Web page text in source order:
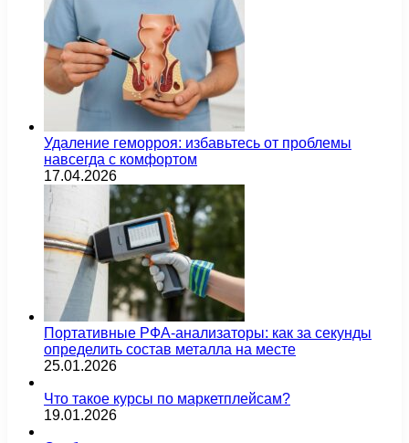
Удаление геморроя: избавьтесь от проблемы
навсегда с комфортом
17.04.2026
Портативные РФА-анализаторы: как за секунды
определить состав металла на месте
25.01.2026
Что такое курсы по маркетплейсам?
19.01.2026